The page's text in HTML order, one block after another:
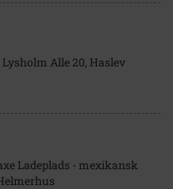
Alle 20, Haslev
Ladeplads - mexikansk